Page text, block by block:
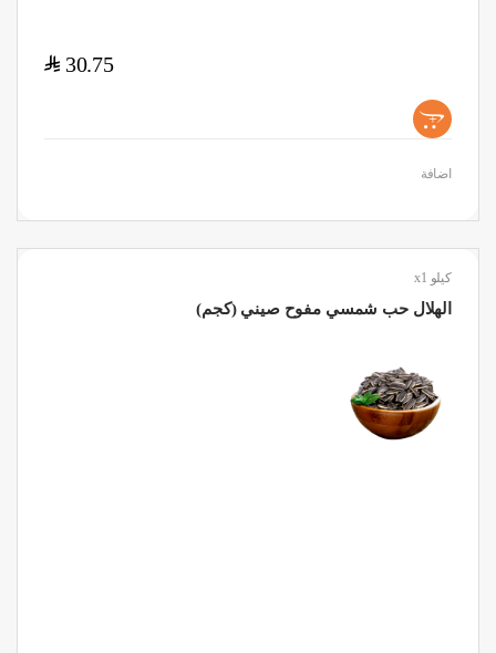
30.75
$
+
اضافة
كيلو x1
الهلال حب شمسي مفوح صيني (كجم)